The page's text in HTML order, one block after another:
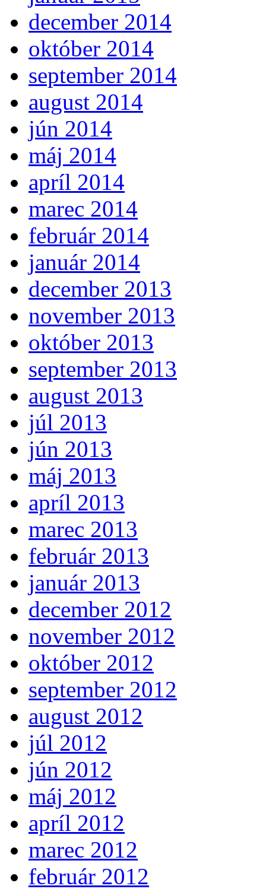
december 2014
október 2014
september 2014
august 2014
jún 2014
máj 2014
apríl 2014
marec 2014
február 2014
január 2014
december 2013
november 2013
október 2013
september 2013
august 2013
júl 2013
jún 2013
máj 2013
apríl 2013
marec 2013
február 2013
január 2013
december 2012
november 2012
október 2012
september 2012
august 2012
júl 2012
jún 2012
máj 2012
apríl 2012
marec 2012
február 2012